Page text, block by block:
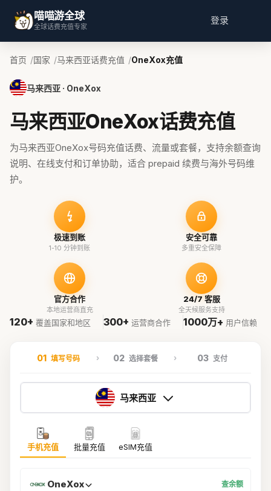
喵喵游全球
全球话费充值专家
登录
首页 国家 马来西亚话费充值 OneXox充值
马来西亚 · OneXox
马来西亚OneXox话费充值
为马来西亚OneXox号码充值话费、流量或套餐，支持余额查询
说明、在线支付和订单协助，适合 prepaid 续费与海外号码维
护。
极速到账
1-10 分钟到账
安全可靠
多重安全保障
官方合作
本地运营商直充
24/7 客服
全天候服务支持
120+ 覆盖国家和地区 300+ 运营商合作 1000万+ 用户信赖
01 填写号码 02 选择套餐 03 支付
马来西亚
手机充值 批量充值 eSIM充值
OneXox 查余额